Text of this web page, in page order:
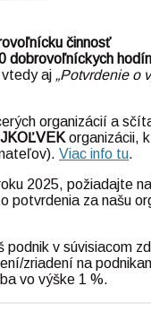
činnosť
dobrovoľníckych hodín
vtedy aj „Potvrdenie o
organizácií a
organizácii,
Viac info tu.
2025, požiadajte
potvrdenia za našu
podnik v súvisiacom
zriadení na
vo výške 1 %.